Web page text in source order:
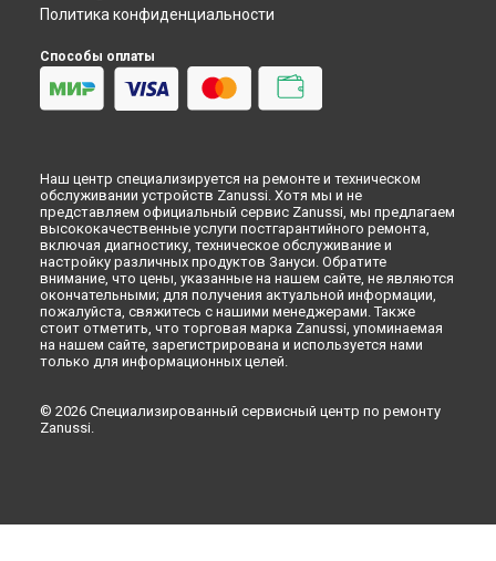
Замена улитки посудомоечной машины Zanussi в
Кемерово
Замена улитки посудомоечной машины Zanussi в
Новокузнецке
Замена улитки посудомоечной машины Zanussi в
Замена улитки посудомоечной машины Zanussi в
Набережных Челнах
Замена улитки посудомоечной машины Zanussi вЛипецке
Политика конфиденциальности
Способы оплаты
Наш центр специализируется на ремонте и техническом
обслуживании устройств Zanussi. Хотя мы и не
представляем официальный сервис Zanussi, мы предлагаем
высококачественные услуги постгарантийного ремонта,
включая диагностику, техническое обслуживание и
настройку различных продуктов Зануси. Обратите
внимание, что цены, указанные на нашем сайте, не являются
окончательными; для получения актуальной информации,
пожалуйста, свяжитесь с нашими менеджерами. Также
стоит отметить, что торговая марка Zanussi, упоминаемая
на нашем сайте, зарегистрирована и используется нами
только для информационных целей.
© 2026 Специализированный сервисный центр по ремонту
Zanussi.